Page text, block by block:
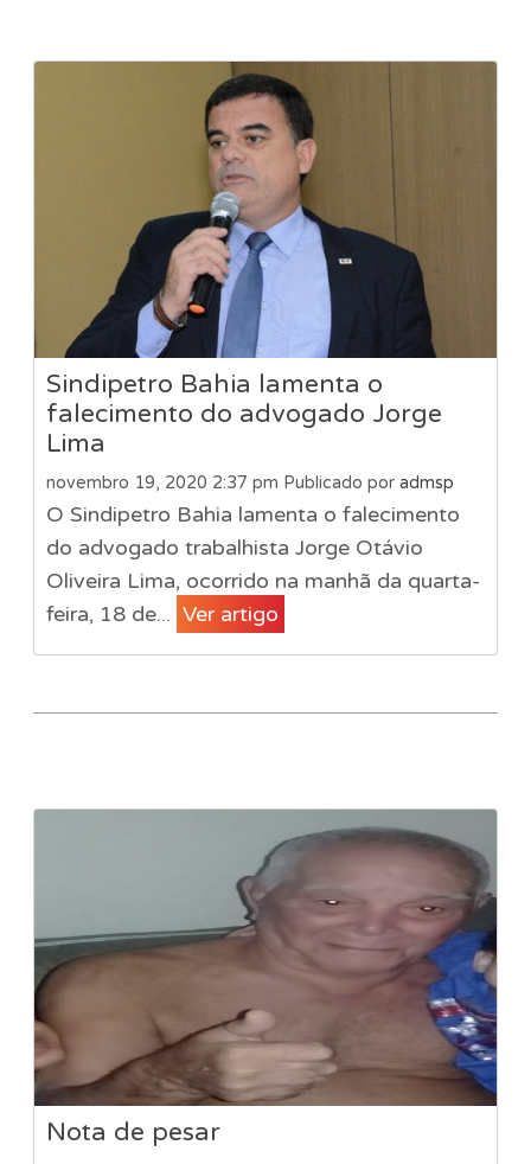
Sindipetro Bahia lamenta o
falecimento do advogado Jorge
Lima
novembro 19, 2020 2:37 pm Publicado por admsp
O Sindipetro Bahia lamenta o falecimento
do advogado trabalhista Jorge Otávio
Oliveira Lima, ocorrido na manhã da quarta-
feira, 18 de... Ver artigo
Nota de pesar